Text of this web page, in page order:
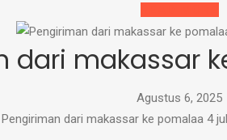
dari makassar
Agustus 6, 2025
dari makassar ke pomalaa 4